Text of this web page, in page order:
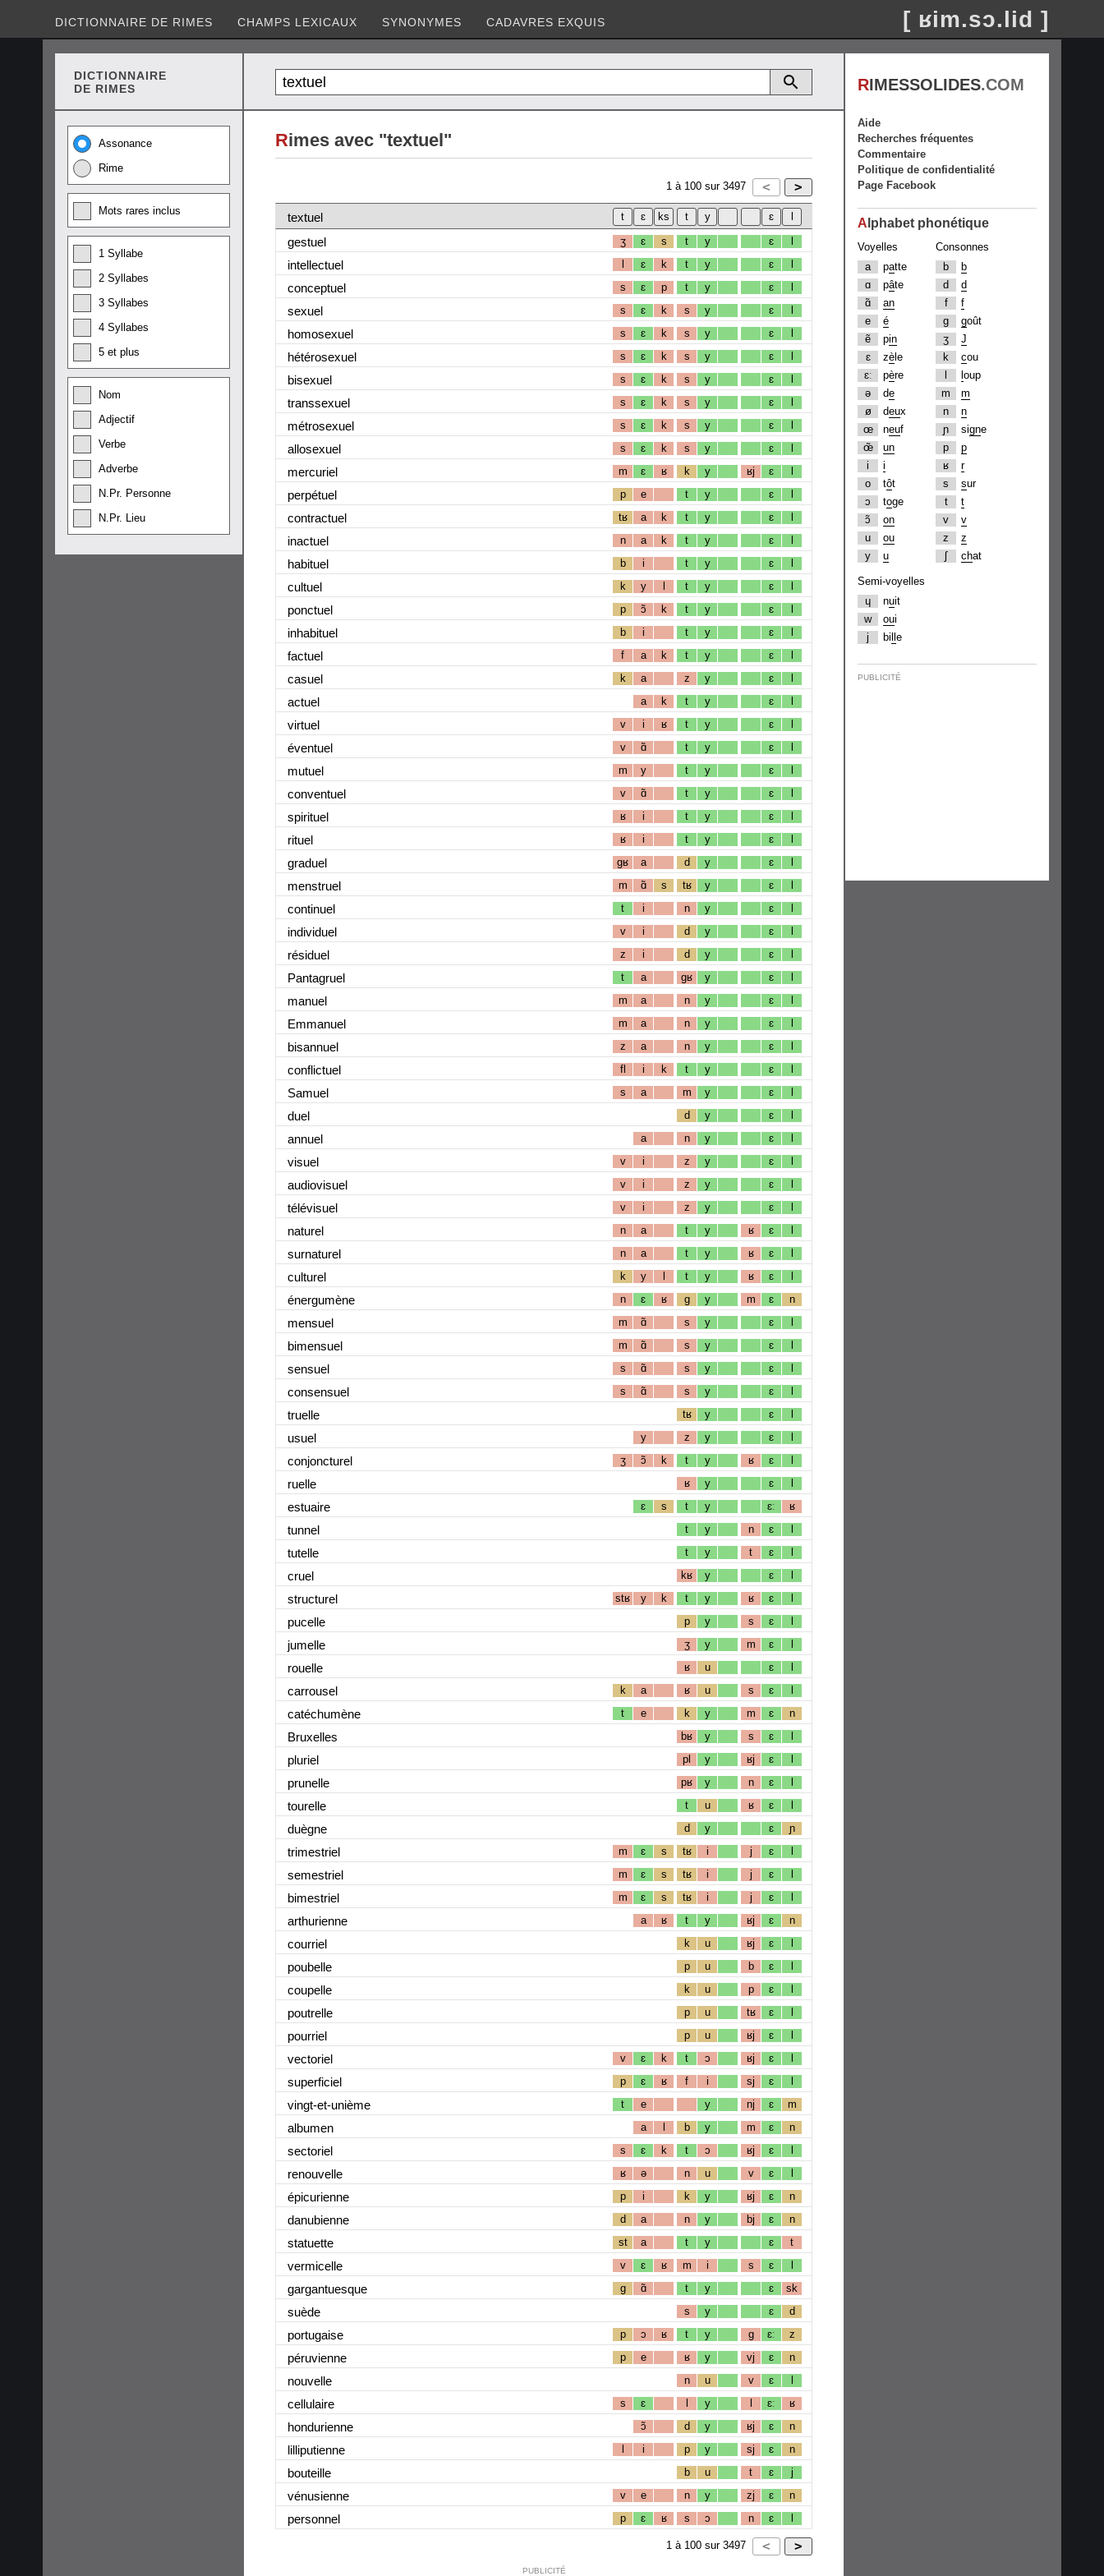
DICTIONNAIRE DE RIMES CHAMPS LEXICAUX SYNONYMES CADAVRES EXQUIS [ ʁim.sɔ.lid ]
DICTIONNAIRE
DE RIMES
Assonance
Rime
Mots rares inclus
1 Syllabe
2 Syllabes
3 Syllabes
4 Syllabes
5 et plus
Nom
Adjectif
Verbe
Adverbe
N.Pr. Personne
N.Pr. Lieu
Rimes avec "textuel"
1 à 100 sur 3497
textuel
gestuel
ʒ ɛ s t y ɛ l
intellectuel l ɛ k t y ɛ l
conceptuel s ɛ p t y ɛ l
sexuel s ɛ k s y ɛ l
homosexuel s ɛ k s y ɛ l
hétérosexuel s ɛ k s y ɛ l
bisexuel s ɛ k s y ɛ l
transsexuel s ɛ k s y ɛ l
métrosexuel s ɛ k s y ɛ l
allosexuel s ɛ k s y ɛ l
mercuriel m ɛ ʁ k y ʁj ɛ l
perpétuel p e t y ɛ l
contractuel tʁ a k t y ɛ l
inactuel n a k t y ɛ l
habituel b i t y ɛ l
cultuel k y l t y ɛ l
ponctuel p ɔ̃ k t y ɛ l
inhabituel b i t y ɛ l
factuel f a k t y ɛ l
casuel k a z y ɛ l
actuel a k t y ɛ l
virtuel v i ʁ t y ɛ l
éventuel v ɑ̃ t y ɛ l
mutuel m y t y ɛ l
conventuel v ɑ̃ t y ɛ l
spirituel ʁ i t y ɛ l
rituel ʁ i t y ɛ l
graduel gʁ a d y ɛ l
menstruel m ɑ̃ s tʁ y ɛ l
continuel t i n y ɛ l
individuel v i d y ɛ l
résiduel z i d y ɛ l
Pantagruel t a gʁ y ɛ l
manuel m a n y ɛ l
Emmanuel m a n y ɛ l
bisannuel z a n y ɛ l
conflictuel fl i k t y ɛ l
Samuel s a m y ɛ l
duel d y ɛ l
annuel a n y ɛ l
visuel v i z y ɛ l
audiovisuel v i z y ɛ l
télévisuel v i z y ɛ l
naturel n a t y ʁ ɛ l
surnaturel n a t y ʁ ɛ l
culturel k y l t y ʁ ɛ l
énergumène n ɛ ʁ g y m ɛ n
mensuel m ɑ̃ s y ɛ l
bimensuel m ɑ̃ s y ɛ l
sensuel s ɑ̃ s y ɛ l
consensuel s ɑ̃ s y ɛ l
truelle tʁ y ɛ l
usuel y z y ɛ l
conjoncturel ʒ ɔ̃ k t y ʁ ɛ l
ruelle ʁ y ɛ l
estuaire ɛ s t y ɛː ʁ
tunnel t y n ɛ l
tutelle t y t ɛ l
cruel kʁ y ɛ l
structurel stʁ y k t y ʁ ɛ l
pucelle p y s ɛ l
jumelle ʒ y m ɛ l
rouelle ʁ u ɛ l
carrousel k a ʁ u s ɛ l
catéchumène t e k y m ɛ n
Bruxelles bʁ y s ɛ l
pluriel pl y ʁj ɛ l
prunelle pʁ y n ɛ l
tourelle t u ʁ ɛ l
duègne d y ɛ ɲ
trimestriel m ɛ s tʁ i j ɛ l
semestriel m ɛ s tʁ i j ɛ l
bimestriel m ɛ s tʁ i j ɛ l
arthurienne a ʁ t y ʁj ɛ n
courriel k u ʁj ɛ l
poubelle p u b ɛ l
coupelle k u p ɛ l
poutrelle p u tʁ ɛ l
pourriel p u ʁj ɛ l
vectoriel v ɛ k t ɔ ʁj ɛ l
superficiel p ɛ ʁ f i sj ɛ l
vingt-et-unième t e y nj ɛ m
albumen a l b y m ɛ n
sectoriel s ɛ k t ɔ ʁj ɛ l
renouvelle ʁ ə n u v ɛ l
épicurienne p i k y ʁj ɛ n
danubienne d a n y bj ɛ n
statuette st a t y ɛ t
vermicelle v ɛ ʁ m i s ɛ l
gargantuesque g ɑ̃ t y ɛ sk
suède s y ɛ d
portugaise p ɔ ʁ t y g ɛː z
péruvienne p e ʁ y vj ɛ n
nouvelle n u v ɛ l
cellulaire s ɛ l y l ɛː ʁ
hondurienne ɔ̃ d y ʁj ɛ n
lilliputienne l i p y sj ɛ n
bouteille b u t ɛ j
vénusienne v e n y zj ɛ n
personnel p ɛ ʁ s ɔ n ɛ l
1 à 100 sur 3497
PUBLICITÉ
RIMESSOLIDES.COM
Aide
Recherches fréquentes
Commentaire
Politique de confidentialité
Page Facebook
A lphabet phonétique
Voyelles
a
patte
ɑ
pâte
ɑ̃
an
e
é
ẽ
pin
ɛ
zè le
ɛː
père
ə
de
ø
deux
œ
neuf
œ̃
un
i
i
o
tôt
ɔ
toge
ɔ̃
on
u
ou
y
u
Consonnes
b
b
d
d
f
f
g
goût
ʒ
J
k
cou
oup
m
m
n
n
ɲ
signe
p
p
ʁ
r
s
sur
t
t
v
v
z
z
ʃ
chat
Semi-voyelles
ɥ
nuit
w
oui
j
bi e
PUBLICITÉ